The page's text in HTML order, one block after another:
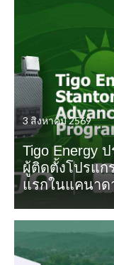
3 สิงหาคม 2569
Tigo Energy
ผู้ติดตั้งโปรแก
แรกในแคนาด